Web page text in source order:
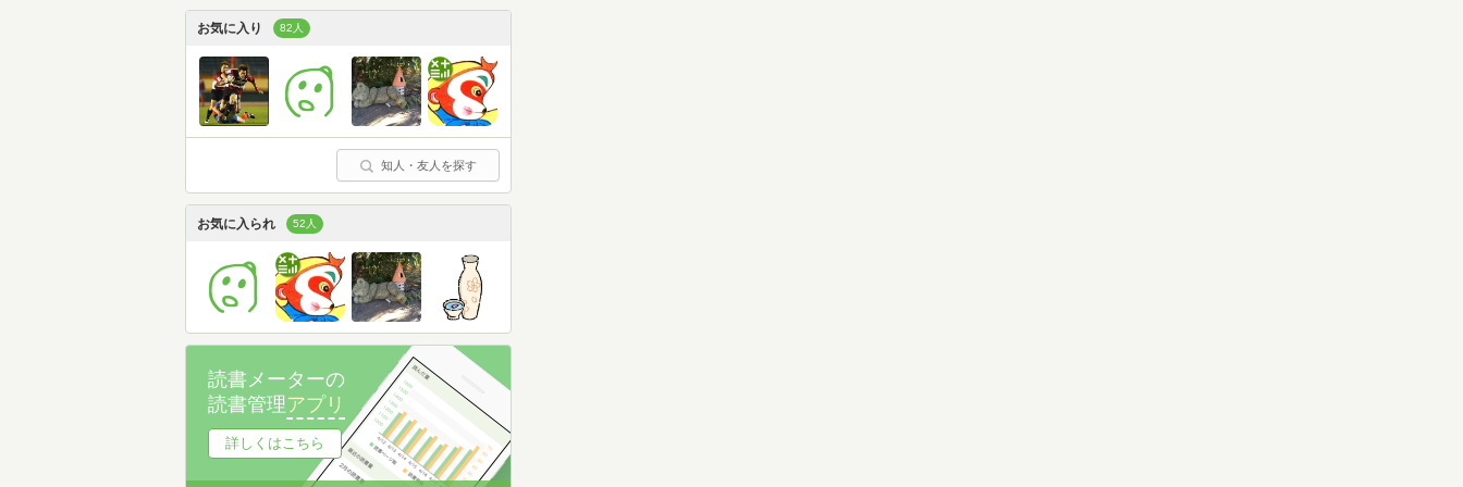
お気に入り 82人
知人・友人を探す
お気に入られ 52人
読書メーターの
読書管理アプリ
詳しくはこちら